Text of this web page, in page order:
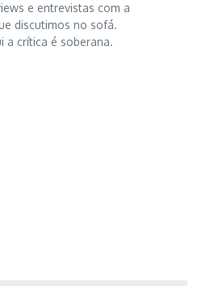
e entrevistas com a
discutimos no sofá.
crítica é soberana.